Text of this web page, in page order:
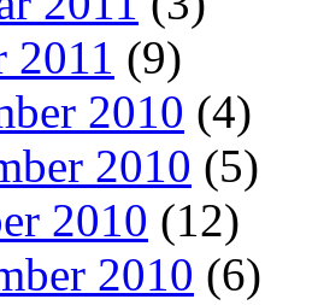
2011 (9)
2010 (4)
2010 (5)
2010 (12)
2010 (6)